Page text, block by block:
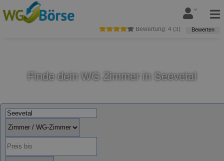
Bewertung: 4 (3) Bewerten
Finde dein WG Zimmer in Seevetal